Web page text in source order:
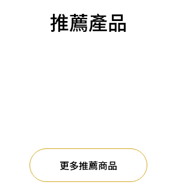
推薦產品
更多推薦商品